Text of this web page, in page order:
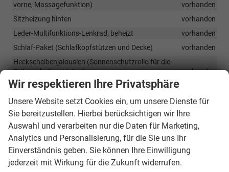
vorne, Massagefunktion)
vorhanden
Sitzheizung hinten
vorhanden
Leder-Multifunktions-Lenkrad, beheizt
vorhanden
Schlaf-Paket (Schlafkopfstützen und Decke)
vorhanden
Heckscheibenjalousien (Sonnenschutzrollo für die
Seitenscheiben hinten)
vorhanden
Gepäckraumabeckung, elektrisch (nur i.V.m. Combi)
Netz-Programm
vorhanden
Infotainment & Kommunikation
Multifunktions-Panel mit digitalen Drehreglern (Skoda Smart
Dials)
Wir respektieren Ihre Privatsphäre
Unsere Website setzt Cookies ein, um unsere Dienste für
Sie bereitzustellen. Hierbei berücksichtigen wir Ihre
Auswahl und verarbeiten nur die Daten für Marketing,
Analytics und Personalisierung, für die Sie uns Ihr
Einverständnis geben. Sie können Ihre Einwilligung
jederzeit mit Wirkung für die Zukunft widerrufen.